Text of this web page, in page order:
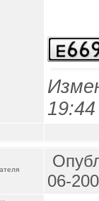
19:44
06-